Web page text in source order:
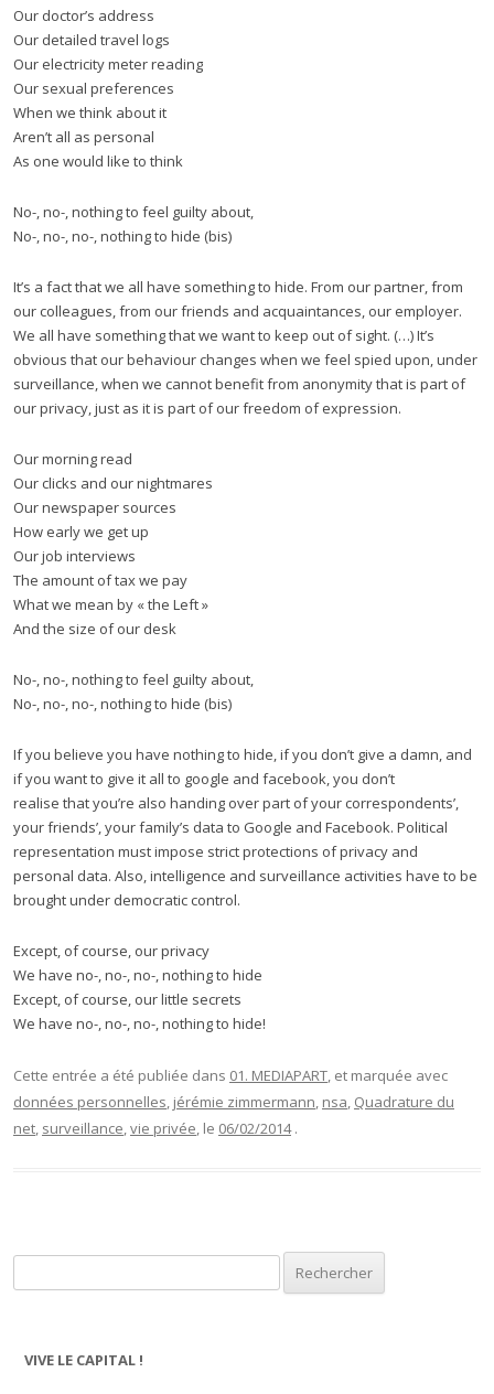
Our doctor’s address
Our detailed travel logs
Our electricity meter reading
Our sexual preferences
When we think about it
Aren’t all as personal
As one would like to think
No-, no-, nothing to feel guilty about,
No-, no-, no-, nothing to hide (bis)
It’s a fact that we all have something to hide. From our partner, from
our colleagues, from our friends and acquaintances, our employer.
We all have something that we want to keep out of sight. (…) It’s
obvious that our behaviour changes when we feel spied upon, under
surveillance, when we cannot benefit from anonymity that is part of
our privacy, just as it is part of our freedom of expression.
Our morning read
Our clicks and our nightmares
Our newspaper sources
How early we get up
Our job interviews
The amount of tax we pay
What we mean by « the Left »
And the size of our desk
No-, no-, nothing to feel guilty about,
No-, no-, no-, nothing to hide (bis)
If you believe you have nothing to hide, if you don’t give a damn, and
if you want to give it all to google and facebook, you don’t
realise that you’re also handing over part of your correspondents’,
your friends’, your family’s data to Google and Facebook. Political
representation must impose strict protections of privacy and
personal data. Also, intelligence and surveillance activities have to be
brought under democratic control.
Except, of course, our privacy
We have no-, no-, no-, nothing to hide
Except, of course, our little secrets
We have no-, no-, no-, nothing to hide!
Cette entrée a été publiée dans 01. MEDIAPART, et marquée avec
données personnelles, jérémie zimmermann, nsa, Quadrature du
net, surveillance,vie privée, le 06/02/2014 .
VIVE LE CAPITAL !